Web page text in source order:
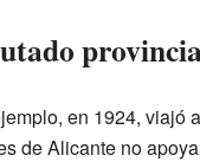
en 1924, viajó
de Alicante no